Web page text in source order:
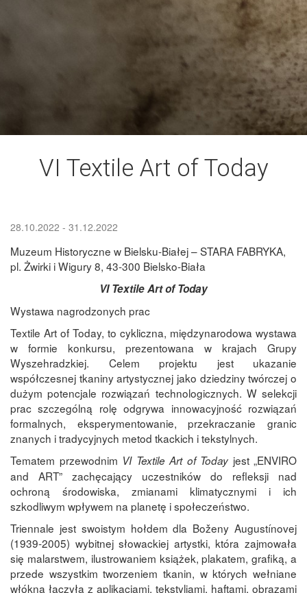
VI Textile Art of Today
Start
28.10.2022 End
- 31.12.2022
Muzeum Historyczne w Bielsku-Białej – STARA FABRYKA,
pl. Żwirki i Wigury 8, 43-300 Bielsko-Biała
VI Textile Art of Today
Wystawa nagrodzonych prac
Textile Art of Today, to cykliczna, międzynarodowa wystawa
w formie konkursu, prezentowana w krajach Grupy
Wyszehradzkiej. Celem projektu jest ukazanie
współczesnej tkaniny artystycznej jako dziedziny twórczej o
dużym potencjale rozwiązań technologicznych. W selekcji
prac szczególną rolę odgrywa innowacyjność rozwiązań
formalnych, eksperymentowanie, przekraczanie granic
znanych i tradycyjnych metod tkackich i tekstylnych.
Tematem przewodnim VI Textile Art of Today jest „ENVIRO
and ART” zachęcający uczestników do refleksji nad
ochroną środowiska, zmianami klimatycznymi i ich
szkodliwym wpływem na planetę i społeczeństwo.
Triennale jest swoistym hołdem dla Boženy Augustínovej
(1939-2005) wybitnej słowackiej artystki, która zajmowała
się malarstwem, ilustrowaniem książek, plakatem, grafiką, a
przede wszystkim tworzeniem tkanin, w których wełniane
włókna łączyła z aplikacjami, tekstyliami, haftami, obrazami